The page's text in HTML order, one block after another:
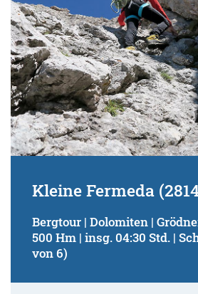
Kleine Fermeda
Bergtour | Dolomiten |
500 Hm | insg. 04:30 Std. |
von 6)